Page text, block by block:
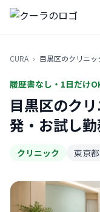
CURA › 目黒区のクリニッ
履歴書なし・1日だけ
目黒区のク
発・お試し勤
クリニック 東京